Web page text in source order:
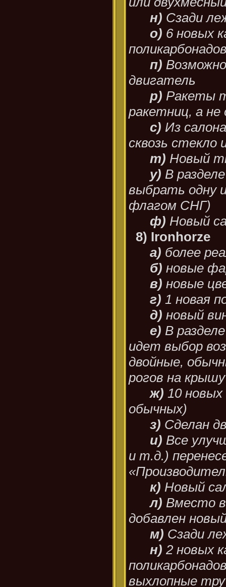
н) Сзади
о) 6 новых
п)
двигатель
р) Ракеты
ракетниц, а
с) Из
сквозь стекло
т) Новый
у) В
выбрать одну
флагом СНГ)
ф) Новый
8) Ironhorze
а) более
б) новые
в) новые
г) 1 новая
д) новый
е) В
идет выбор
двойные,
рогов на крышу
ж) 10 новых
обычных)
з) Сделан
и) Все
и т.д.)
к) Новый
л) Вместо
добавлен
м) Сзади
н) 2 новых
выхлопные